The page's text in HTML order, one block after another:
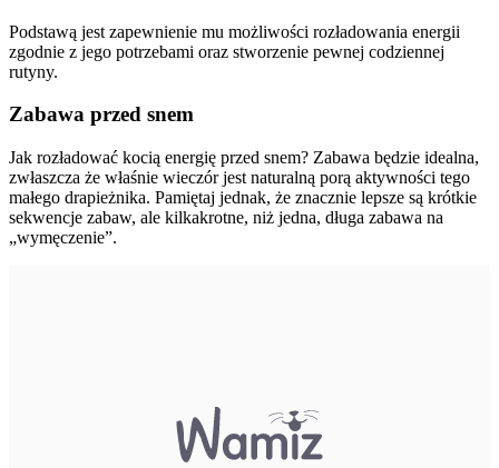
Podstawą jest zapewnienie mu możliwości rozładowania energii
zgodnie z jego potrzebami oraz stworzenie pewnej codziennej
rutyny.
Zabawa przed snem
Jak rozładować kocią energię przed snem? Zabawa będzie idealna,
zwłaszcza że właśnie wieczór jest naturalną porą aktywności tego
małego drapieżnika. Pamiętaj jednak, że znacznie lepsze są krótkie
sekwencje zabaw, ale kilkakrotne, niż jedna, długa zabawa na
„wymęczenie”.